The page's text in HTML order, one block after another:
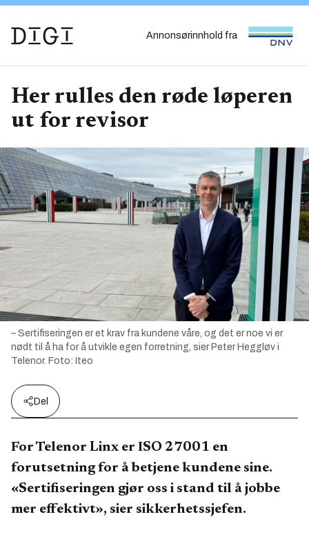
Annonsørinnhold fra
Her rulles den røde løperen
ut for revisor
– Sertifiseringen er et krav fra kundene våre, og det er noe vi er
nødt til å ha for å utvikle egen forretning, sier Peter Heggløv i
Telenor. Foto: Iteo
Del
For Telenor Linx er ISO 27001 en
forutsetning for å betjene kundene sine.
«Sertifiseringen gjør oss i stand til å jobbe
mer effektivt», sier sikkerhetssjefen.